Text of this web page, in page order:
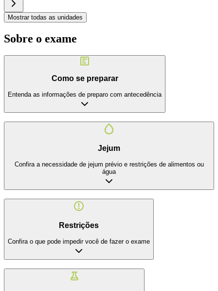
Mostrar todas as unidades
Sobre o exame
Como se preparar
Entenda as informações de preparo com antecedência
Jejum
Confira a necessidade de jejum prévio e restrições de alimentos ou
água
Restrições
Confira o que pode impedir você de fazer o exame